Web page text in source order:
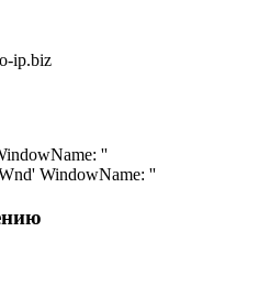
ip.biz
''
WindowName: ''